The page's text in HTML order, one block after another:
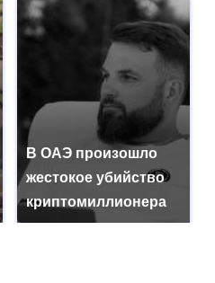
В ОАЭ произошло
жестокое убийство
криптомиллионера